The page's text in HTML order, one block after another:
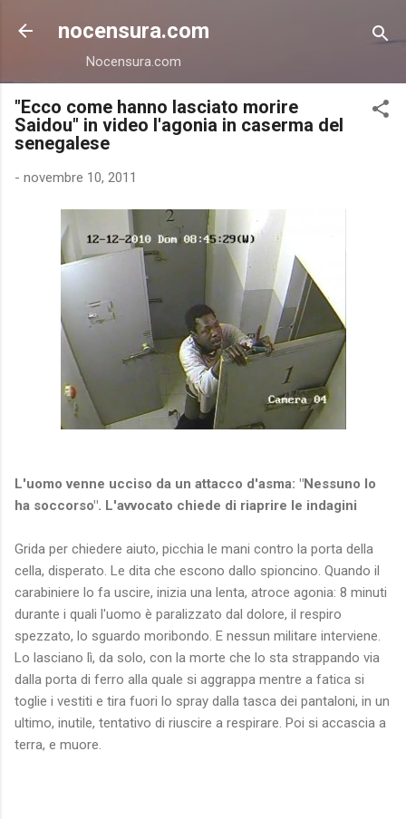
Passa ai contenuti principali
nocensura.com
Nocensura.com
"Ecco come hanno lasciato morire
Saidou" in video l'agonia in caserma del
senegalese
- novembre 10, 2011
L'uomo venne ucciso da un attacco d'asma: "Nessuno lo
ha soccorso". L'avvocato chiede di riaprire le indagini
Grida per chiedere aiuto, picchia le mani contro la porta della
cella, disperato. Le dita che escono dallo spioncino. Quando il
carabiniere lo fa uscire, inizia una lenta, atroce agonia: 8 minuti
durante i quali l'uomo è paralizzato dal dolore, il respiro
spezzato, lo sguardo moribondo. E nessun militare interviene.
Lo lasciano lì, da solo, con la morte che lo sta strappando via
dalla porta di ferro alla quale si aggrappa mentre a fatica si
toglie i vestiti e tira fuori lo spray dalla tasca dei pantaloni, in un
ultimo, inutile, tentativo di riuscire a respirare. Poi si accascia a
terra, e muore.